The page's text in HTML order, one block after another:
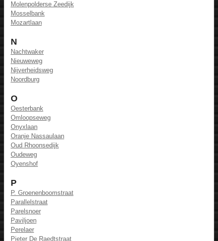
Molenpolderse Zeedijk
Mosselbank
Mozartlaan
N
Nachtwaker
Nieuweweg
Nijverheidsweg
Noordburg
O
Oesterbank
Omloopseweg
Onyxlaan
Oranje Nassaulaan
Oud Rhoonsedijk
Oudeweg
Oyenshof
P
P. Groenenboomstraat
Parallelstraat
Parelsnoer
Paviljoen
Perelaer
Pieter De Raedtstraat